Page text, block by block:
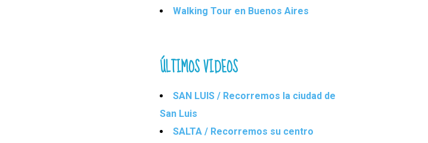
Walking Tour en Buenos Aires
ÚLTIMOS VIDEOS
SAN LUIS / Recorremos la ciudad de
San Luis
SALTA / Recorremos su centro